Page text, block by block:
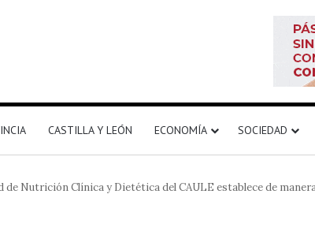
CASTILLA Y LEÓN ECONOMÍA SOCIEDAD
de Nutrición Clínica y Dietética del CAULE establece de